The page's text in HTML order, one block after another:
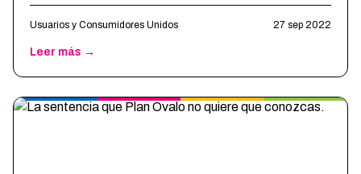
Usuarios y Consumidores Unidos 27 sep 2022
Leer más →